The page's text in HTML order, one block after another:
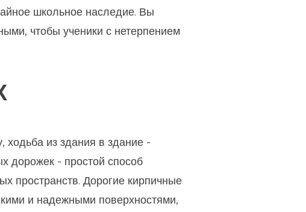
школьное наследие. Вы
чтобы ученики с нетерпением
ходьба из здания в здание -
дорожек - простой способ
пространств. Дорогие кирпичные
и надежными поверхностями,